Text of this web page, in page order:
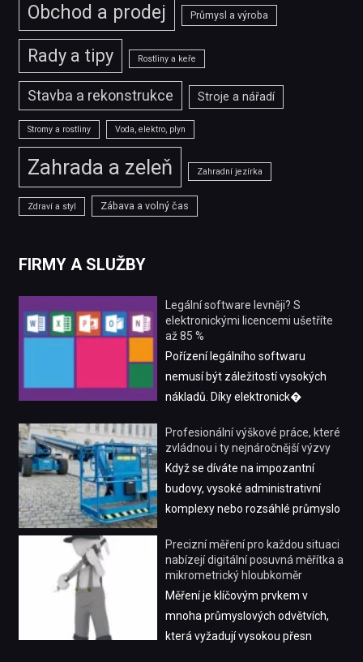
Obchod a prodej Průmysl a výroba
Rady a tipy Rostliny a keře
Stavba a rekonstrukce Stroje a nářadí
Stromy a rostliny Voda, elektro, plyn
Zahrada a zeleň Zahradní jezírka
Zdraví a styl Zábava a volný čas
FIRMY A SLUŽBY
Legální software levněji? S
elektronickými licencemi ušetříte
až 85 %
Pořízení legálního softwaru
nemusí být záležitostí vysokých
nákladů. Díky elektronick�
Profesionální výškové práce, které
zvládnou i ty nejnáročnější výzvy
Když se díváte na impozantní
budovy, vysoké administrativní
komplexy nebo rozsáhlé průmyslo
Precizní měření pro každou situaci
nabízejí digitální posuvná měřítka a
mikrometrický hloubkoměr
Měření je klíčovým prvkem v
mnoha průmyslových odvětvích,
která vyžadují vysokou přesn